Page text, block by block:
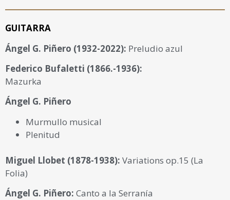
GUITARRA
Ángel G. Piñero (1932-2022): Preludio azul
Federico Bufaletti (1866.-1936):
Mazurka
Ángel G. Piñero
Murmullo musical
Plenitud
Miguel Llobet (1878-1938): Variations op.15 (La
Folia)
Ángel G. Piñero: Canto a la Serranía